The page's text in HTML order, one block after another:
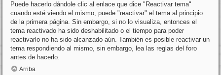
Puede hacerlo dándole clic al enlace que dice "Reactivar tema"
cuando esté viendo el mismo, puede "reactivar" el tema al principio
de la primera página. Sin embargo, si no lo visualiza, entonces el
tema reactivado ha sido deshabilitado o el tiempo para poder
reactivarlo no ha sido alcanzado aún. También es posible reactivar un
tema respondiendo al mismo, sin embargo, lea las reglas del foro
antes de hacerlo.
Arriba